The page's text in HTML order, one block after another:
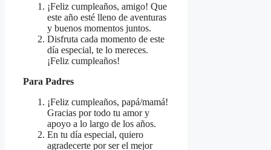
¡Feliz cumpleaños, amigo! Que
este año esté lleno de aventuras
y buenos momentos juntos.
Disfruta cada momento de este
día especial, te lo mereces.
¡Feliz cumpleaños!
Para Padres
¡Feliz cumpleaños, papá/mamá!
Gracias por todo tu amor y
apoyo a lo largo de los años.
En tu día especial, quiero
agradecerte por ser el mejor